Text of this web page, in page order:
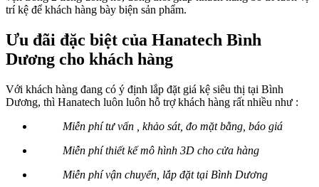
trí kệ để khách hàng bày biện sản phẩm.
Ưu đãi đặc biệt của Hanatech Bình
Dương cho khách hàng
Với khách hàng đang có ý định lắp đặt giá kệ siêu thị tại Bình
Dương, thì Hanatech luôn luôn hỗ trợ khách hàng rất nhiều như :
Miễn phí tư vấn , khảo sát, đo mặt bằng, báo giá
Miễn phí thiết kế mô hình 3D cho cửa hàng
Miễn phí vận chuyển, lắp đặt tại Bình Dương